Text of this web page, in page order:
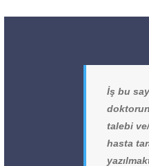
İş bu
talebi
hasta